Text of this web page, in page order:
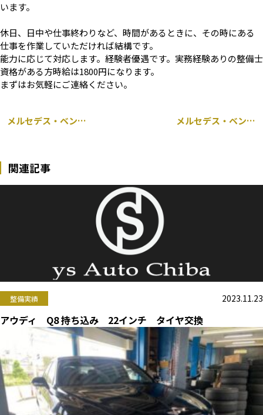
います。
休日、日中や仕事終わりなど、時間があるときに、その時にある
仕事を作業していただければ結構です。
能力に応じて対応します。経験者優遇です。実務経験ありの整備士
資格がある方時給は1800円になります。
まずはお気軽にご連絡ください。
メルセデス・ベンツ W117 CLA 持ち込み パナメリカーナ グリル交換 千葉市 メルセデス・ベンツ ML W166 リア パッドローター交換 千葉市
関連記事
整備実績 2023.11.23
アウディ Q8 持ち込み 22インチ タイヤ交換